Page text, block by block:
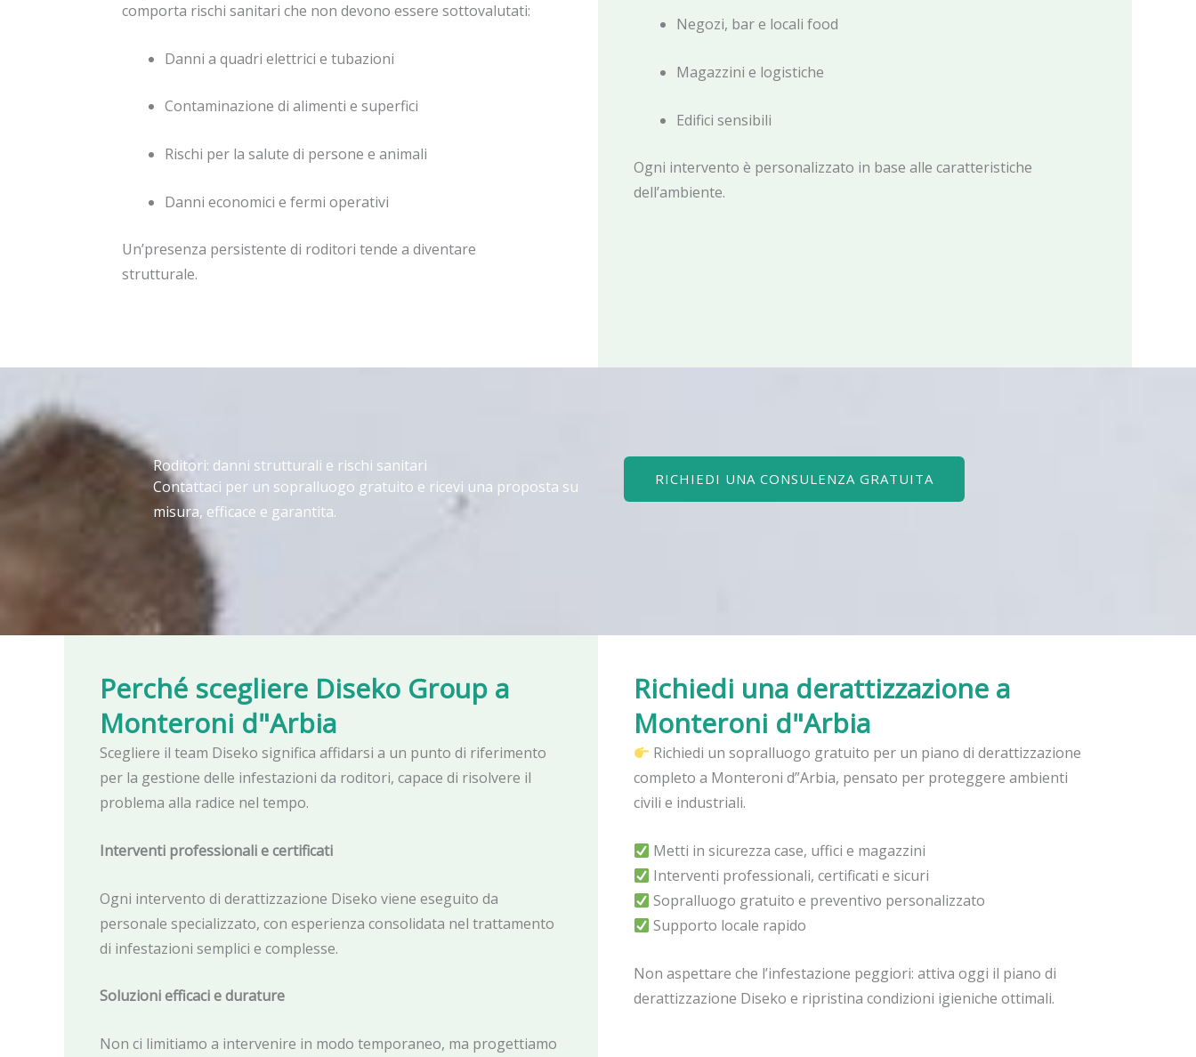
comporta rischi sanitari che non devono essere sottovalutati:
Danni a quadri elettrici e tubazioni
Contaminazione di alimenti e superfici
Rischi per la salute di persone e animali
Danni economici e fermi operativi
Un’presenza persistente di roditori tende a diventare
strutturale.
Negozi, bar e locali food
Magazzini e logistiche
Edifici sensibili
Ogni intervento è personalizzato in base alle caratteristiche
dell’ambiente.
Roditori: danni strutturali e rischi sanitari
Contattaci per un sopralluogo gratuito e ricevi una proposta su
misura, efficace e garantita.
RICHIEDI UNA CONSULENZA GRATUITA
Perché scegliere Diseko Group a
Monteroni d"Arbia
Scegliere il team Diseko significa affidarsi a un punto di riferimento
per la gestione delle infestazioni da roditori, capace di risolvere il
problema alla radice nel tempo.
Interventi professionali e certificati
Ogni intervento di derattizzazione Diseko viene eseguito da
personale specializzato, con esperienza consolidata nel trattamento
di infestazioni semplici e complesse.
Soluzioni efficaci e durature
Non ci limitiamo a intervenire in modo temporaneo, ma progettiamo
Richiedi una derattizzazione a
Monteroni d"Arbia
Richiedi un sopralluogo gratuito per un piano di derattizzazione
completo a Monteroni d”Arbia, pensato per proteggere ambienti
civili e industriali.
Metti in sicurezza case, uffici e magazzini
Interventi professionali, certificati e sicuri
Sopralluogo gratuito e preventivo personalizzato
Supporto locale rapido
Non aspettare che l’infestazione peggiori: attiva oggi il piano di
derattizzazione Diseko e ripristina condizioni igieniche ottimali.